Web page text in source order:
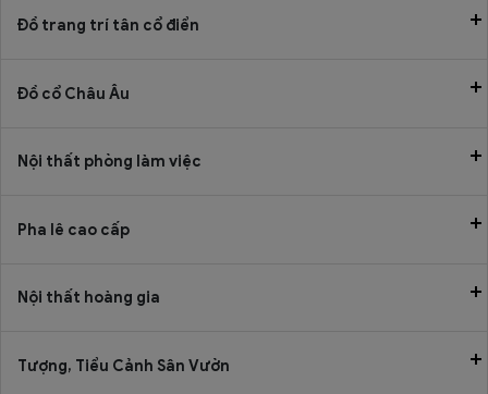
Đồ trang trí tân cổ điển
Đồ cổ Châu Âu
Nội thất phòng làm việc
Pha lê cao cấp
Nội thất hoàng gia
Tượng, Tiểu Cảnh Sân Vườn